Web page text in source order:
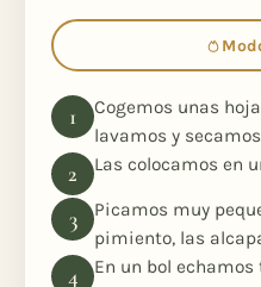
Cogemos unas
lavamos y
Las colocamos en
Picamos muy
pimiento, las
En un bol